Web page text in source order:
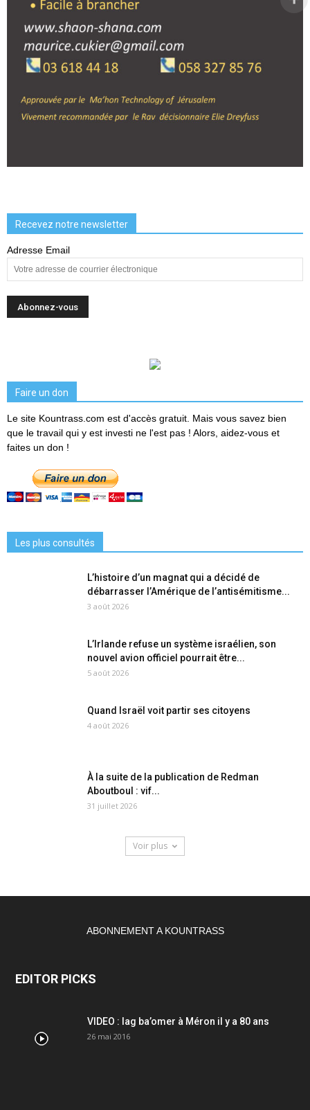
Recevez notre newsletter
Adresse Email
Faire un don
Le site Kountrass.com est d'accès gratuit. Mais vous savez bien
que le travail qui y est investi ne l'est pas ! Alors, aidez-vous et
faites un don !
Les plus consultés
L’histoire d’un magnat qui a décidé de
débarrasser l’Amérique de l’antisémitisme...
3 août 2026
L’Irlande refuse un système israélien, son
nouvel avion officiel pourrait être...
5 août 2026
Quand Israël voit partir ses citoyens
4 août 2026
À la suite de la publication de Redman
Aboutboul : vif...
31 juillet 2026
Voir plus
ABONNEMENT A KOUNTRASS
EDITOR PICKS
VIDEO : lag ba’omer à Méron il y a 80 ans
26 mai 2016